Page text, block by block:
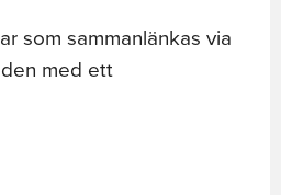
som sammanlänkas via
med ett